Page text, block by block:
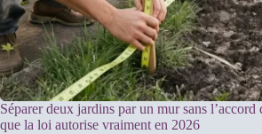
Séparer deux jardins par un mur sans
que la loi autorise vraiment en 2026